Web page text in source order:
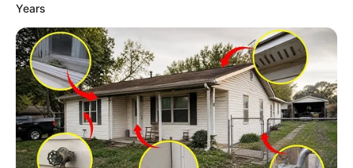
This Is What A Bear Did To The Man Who Saved A
Bear Cub
Buzz Day